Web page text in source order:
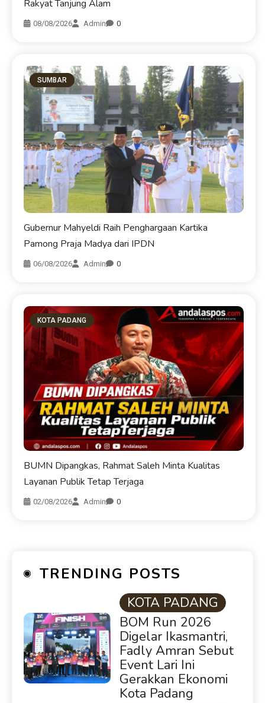
Rakyat Tanjung Alam
08/08/2026 Admin 0
SUMBAR
Gubernur Mahyeldi Raih Penghargaan Kartika
Pamong Praja Madya dari IPDN
06/08/2026 Admin 0
KOTA PADANG
BUMN Dipangkas, Rahmat Saleh Minta Kualitas
Layanan Publik Tetap Terjaga
02/08/2026 Admin 0
TRENDING POSTS
KOTA PADANG
BOM Run 2026
Digelar Ikasmantri,
Fadly Amran Sebut
Event Lari Ini
Gerakkan Ekonomi
Kota Padang